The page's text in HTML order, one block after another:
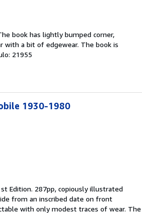
book has lightly bumped corner,
with a bit of edgewear. The book is
21955
1930-1980
Edition. 287pp, copiously illustrated
from an inscribed date on front
with only modest traces of wear. The